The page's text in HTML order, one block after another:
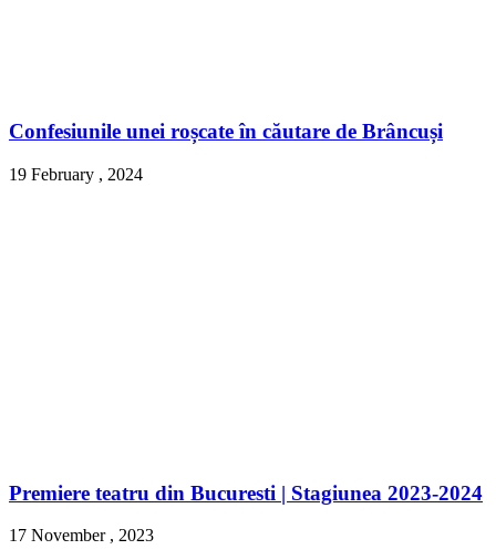
Confesiunile unei roșcate în căutare de Brâncuși
19 February , 2024
Premiere teatru din Bucuresti | Stagiunea 2023-2024
17 November , 2023